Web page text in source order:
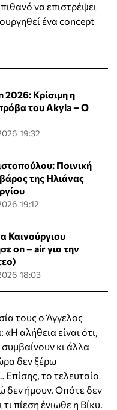
να επιστρέψει
ένα concept
2026: Κρίσιμη η
του Akyla – Ο
19:32
Ποινική
της Ηλιάνας
19:12
Καινούργιου
on – air για την
18:03
τους ο Άγγελος
αλήθεια είναι ότι,
κι άλλα
δεν ξέρω
Επίσης, το τελευταίο
δεν ήμουν. Οπότε δεν
τι πίεση ένιωθε η Βίκυ.